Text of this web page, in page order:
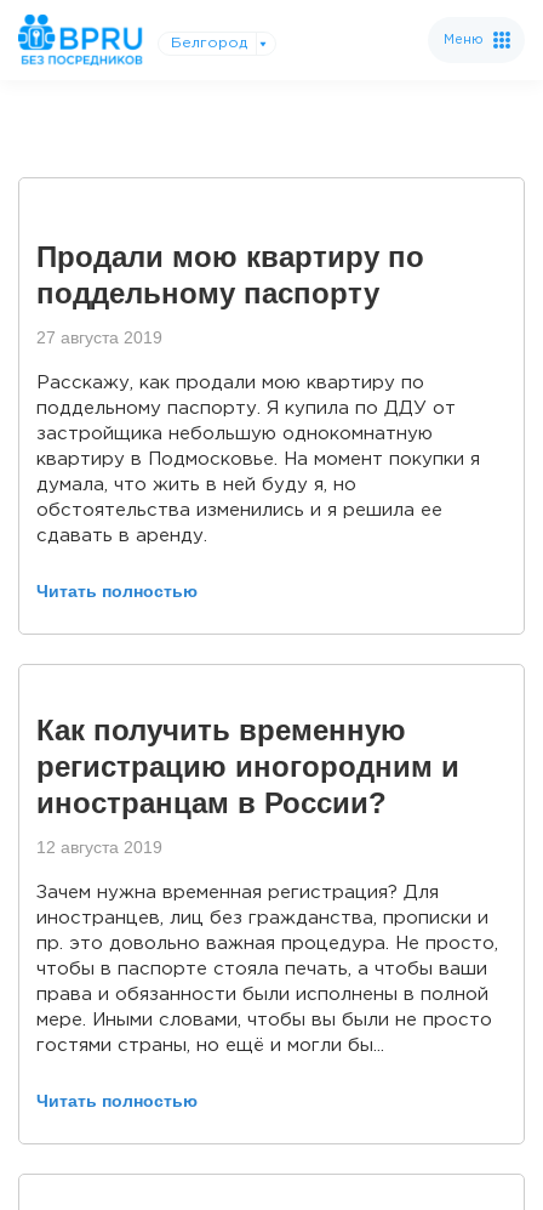
Белгород Меню
Продали мою квартиру по
поддельному паспорту
27 августа 2019
Расскажу, как продали мою квартиру по
поддельному паспорту. Я купила по ДДУ от
застройщика небольшую однокомнатную
квартиру в Подмосковье. На момент покупки я
думала, что жить в ней буду я, но
обстоятельства изменились и я решила ее
сдавать в аренду.
Читать полностью
Как получить временную
регистрацию иногородним и
иностранцам в России?
12 августа 2019
Зачем нужна временная регистрация? Для
иностранцев, лиц без гражданства, прописки и
пр. это довольно важная процедура. Не просто,
чтобы в паспорте стояла печать, а чтобы ваши
права и обязанности были исполнены в полной
мере. Иными словами, чтобы вы были не просто
гостями страны, но ещё и могли бы...
Читать полностью